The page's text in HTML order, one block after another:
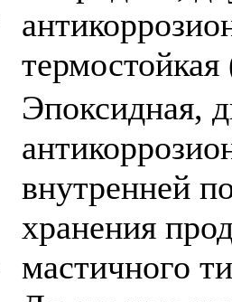
Эпоксидная,
внутренней
хранения
мастичного